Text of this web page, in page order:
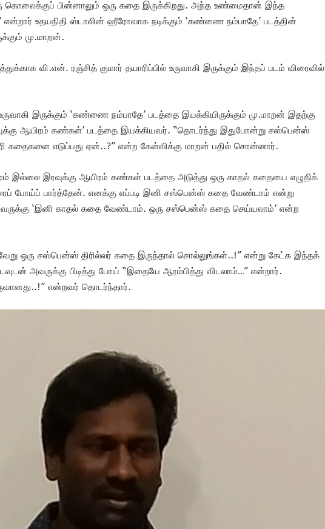
கொலைக்குப் பின்னாலும் ஒரு கதை இருக்கிறது. அந்த உண்மைதான் இந்த
என்றார் உதயநிதி ஸ்டாலின் ஹீரோவாக நடிக்கும் ‘கண்ணை நம்பாதே’ படத்தின்
மு.மாறன்.
வி.என். ரஞ்சித் குமார் தயாரிப்பில் உருவாகி இருக்கும் இந்தப் படம் விரைவில்
இருக்கும் ‘கண்ணை நம்பாதே’ படத்தை இயக்கியிருக்கும் மு.மாறன் இதற்கு
ஆயிரம் கண்கள்’ படத்தை இயக்கியவர். “தொடர்ந்து இதுபோன்று சஸ்பென்ஸ்
கதைகளை எடுப்பது ஏன்..?” என்ற கேள்விக்கு மாறன் பதில் சொன்னார்.
இல்லை இரவுக்கு ஆயிரம் கண்கள் படத்தை அடுத்து ஒரு காதல் கதையை எழுதிக்
போய்ப் பார்த்தேன். எனக்கு எப்படி இனி சஸ்பென்ஸ் கதை வேண்டாம் என்று
‘இனி காதல் கதை வேண்டாம். ஒரு சஸ்பென்ஸ் கதை செய்யலாம்’ என்ற
ஒரு சஸ்பென்ஸ் திரில்லர் கதை இருந்தால் சொல்லுங்கள்..!” என்று கேட்க இந்தக்
அவருக்கு பிடித்து போய் “இதையே ஆரம்பித்து விடலாம்…” என்றார்.
என்றவர் தொடர்ந்தார்.